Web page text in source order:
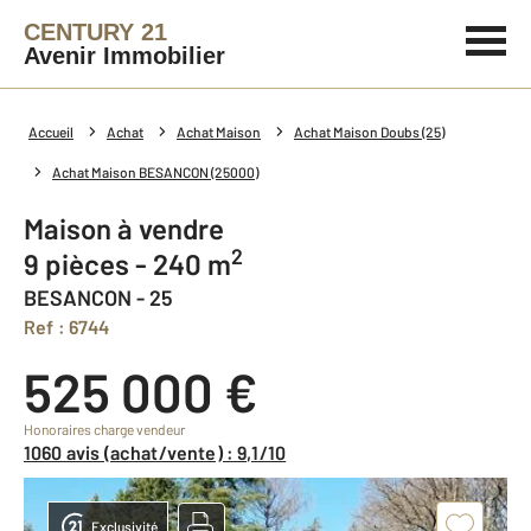
CENTURY 21
Avenir Immobilier
Accueil Achat Achat Maison Achat Maison Doubs (25)
Achat Maison BESANCON (25000)
Maison à vendre
9 pièces - 240 m2
BESANCON - 25
Ref : 6744
525 000 €
Honoraires charge vendeur
1060 avis (achat/vente) : 9,1/10
Exclusivité